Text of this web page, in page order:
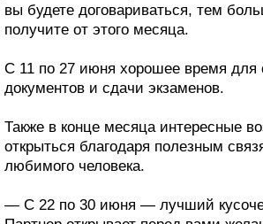
вы будете договариваться, тем
получите от этого месяца.
С 11 по 27 июня хорошее время для
документов и сдачи экзаменов.
Также в конце месяца интересные
открыться благодаря полезным
любимого человека.
— С 22 по 30 июня — лучший